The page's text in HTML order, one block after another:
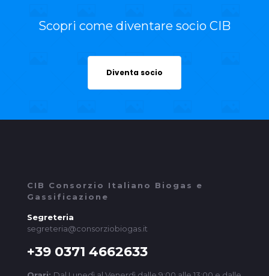
Scopri come diventare socio CIB
Diventa socio
CIB Consorzio Italiano Biogas e
Gassificazione
Segreteria
segreteria@consorziobiogas.it
+39 0371 4662633